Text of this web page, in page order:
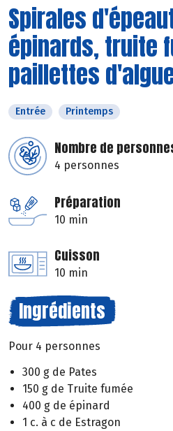
Spirales
épinards, truite
paillettes
Entrée Printemps
Nombre de
4 personnes
Préparation
10 min
Cuisson
10 min
Ingrédients
Pour 4 personnes
300 g de Pates
150 g de Truite fumée
400 g de épinard
1 c. à c de Estragon